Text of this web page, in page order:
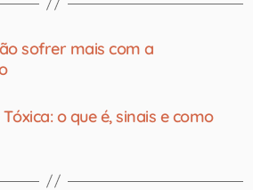
sofrer mais com a
o que é, sinais e como